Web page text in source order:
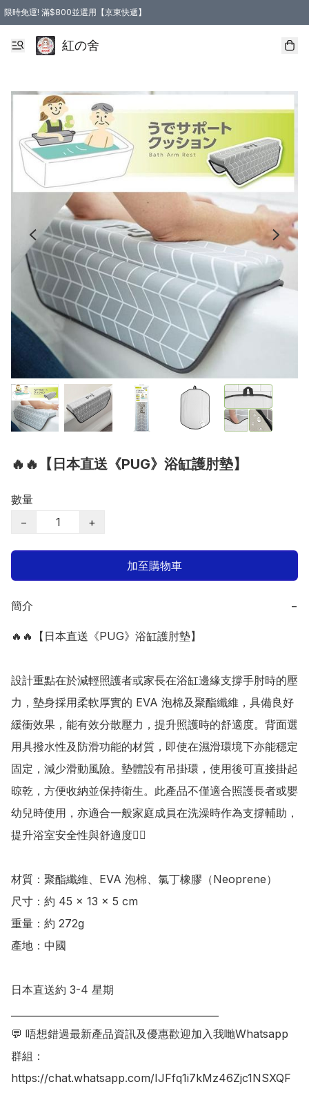
限時免運! 滿$800並選用【京東快遞】
紅の舍
🔥🔥【日本直送《PUG》浴缸護肘墊】
數量
−
+
加至購物車
簡介 −
🔥🔥【日本直送《PUG》浴缸護肘墊】
設計重點在於減輕照護者或家長在浴缸邊緣支撐手肘時的壓
力，墊身採用柔軟厚實的 EVA 泡棉及聚酯纖維，具備良好
緩衝效果，能有效分散壓力，提升照護時的舒適度。背面選
用具撥水性及防滑功能的材質，即使在濕滑環境下亦能穩定
固定，減少滑動風險。墊體設有吊掛環，使用後可直接掛起
晾乾，方便收納並保持衛生。此產品不僅適合照護長者或嬰
幼兒時使用，亦適合一般家庭成員在洗澡時作為支撐輔助，
提升浴室安全性與舒適度👍🏻
材質：聚酯纖維、EVA 泡棉、氯丁橡膠（Neoprene）
尺寸：約 45 × 13 × 5 cm
重量：約 272g
產地：中國
日本直送約 3-4 星期
💬 唔想錯過最新產品資訊及優惠歡迎加入我哋Whatsapp
群組：
https://chat.whatsapp.com/IJFfq1i7kMz46Zjc1NSXQF